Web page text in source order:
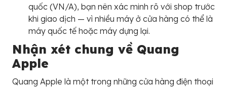
quốc (VN/A), bạn nên xác minh rõ với shop trước
khi giao dịch — vì nhiều máy ở cửa hàng có thể là
máy quốc tế hoặc máy dựng lại.
Nhận xét chung về Quang
Apple
Quang Apple là một trong những cửa hàng điện thoại